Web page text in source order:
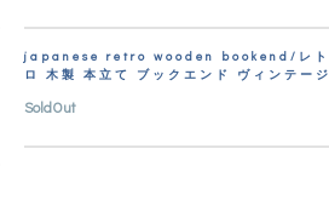
japanese retro wooden bookend/レト
ロ 木製 本立て ブックエンド ヴィンテージ
SoldOut